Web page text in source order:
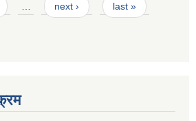
… next › last »